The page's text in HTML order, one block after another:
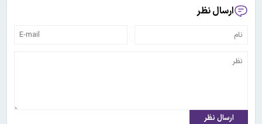
ارسال نظر
ارسال نظر